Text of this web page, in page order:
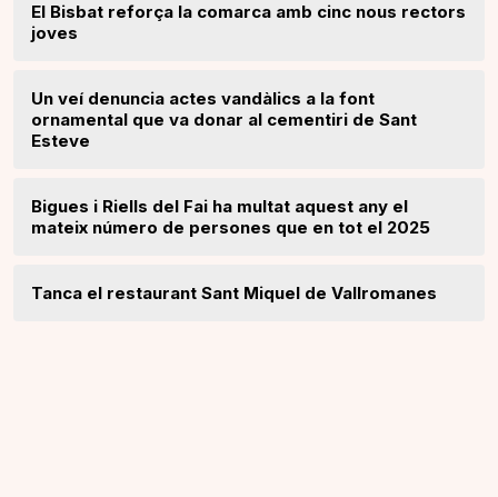
El Bisbat reforça la comarca amb cinc nous rectors
joves
Un veí denuncia actes vandàlics a la font
ornamental que va donar al cementiri de Sant
Esteve
Bigues i Riells del Fai ha multat aquest any el
mateix número de persones que en tot el 2025
Tanca el restaurant Sant Miquel de Vallromanes